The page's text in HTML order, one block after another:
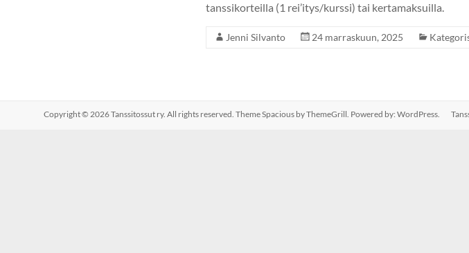
tanssikorteilla (1 rei’itys/kurssi) tai kertamaksuilla.
Jenni Silvanto 24 marraskuun, 2025
Copyright © 2026Tanssitossut ry. All rights reserved. ThemeSpacious by ThemeGrill. Powered by: WordPress.